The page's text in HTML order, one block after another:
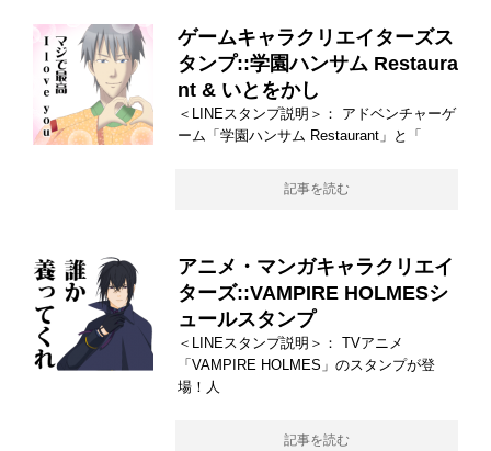
ゲームキャラクリエイターズス
タンプ::学園ハンサム Restaura
nt & いとをかし
＜LINEスタンプ説明＞： アドベンチャーゲ
ーム「学園ハンサム Restaurant」と「
記事を読む
アニメ・マンガキャラクリエイ
ターズ::VAMPIRE HOLMESシ
ュールスタンプ
＜LINEスタンプ説明＞： TVアニメ
「VAMPIRE HOLMES」のスタンプが登
場！人
記事を読む